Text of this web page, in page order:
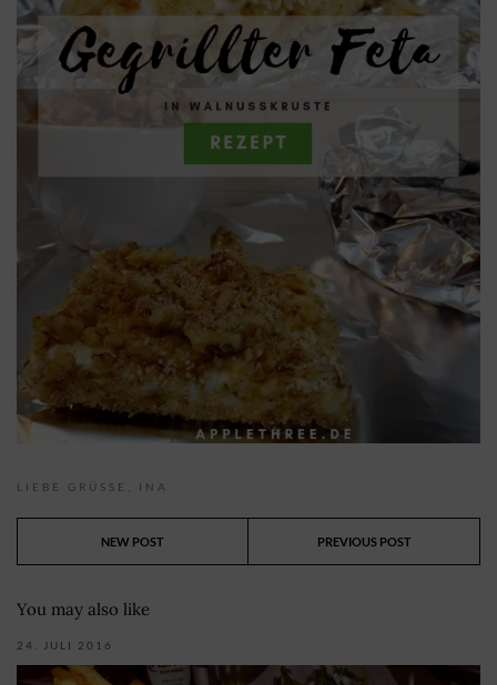
LIEBE GRÜSSE, INA
NEW POST PREVIOUS POST
You may also like
24. JULI 2016